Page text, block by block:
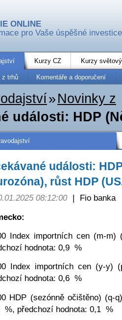
ONLINE
pro Vaše úspěšné investice
Kurzy CZ Kurzy
z trhů Komentáře a doporučení
» Novinky z
události: HDP
události:
růst HDP
08:12:00 |
Fio banka
Index importních cen (m-m)
hodnota: 0,9 %
Index importních cen (y-y)
hodnota: 0,6 %
HDP (sezónně očištěno) (q-
%, předchozí hodnota: 0,1 %